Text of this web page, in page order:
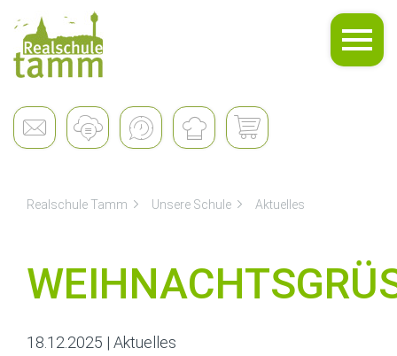
Unsere Schule
Realschule Tamm Unsere Schule Aktuelles
18.12.2025 | Aktuelles